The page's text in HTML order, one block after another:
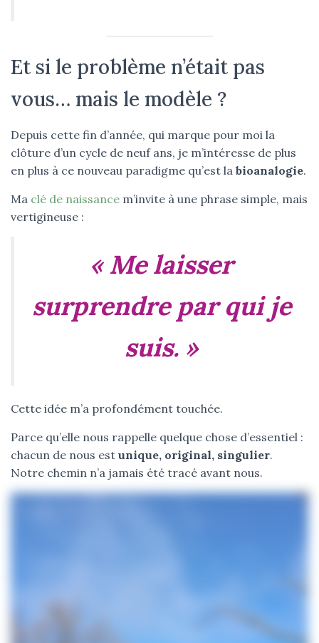
Et si le problème n’était pas
vous… mais le modèle ?
Depuis cette fin d’année, qui marque pour moi la
clôture d’un cycle de neuf ans, je m’intéresse de plus
en plus à ce nouveau paradigme qu’est la bioanalogie.
Ma clé de naissance m’invite à une phrase simple, mais
vertigineuse :
« Me laisser
surprendre par qui je
suis. »
Cette idée m’a profondément touchée.
Parce qu’elle nous rappelle quelque chose d’essentiel :
chacun de nous est unique, original, singulier.
Notre chemin n’a jamais été tracé avant nous.